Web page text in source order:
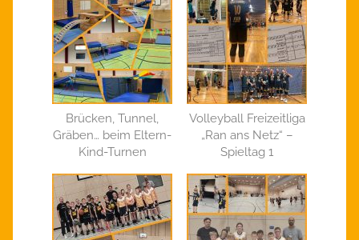
Brücken, Tunnel,
Gräben… beim Eltern-
Kind-Turnen
Volleyball Freizeitliga
„Ran ans Netz“ –
Spieltag 1